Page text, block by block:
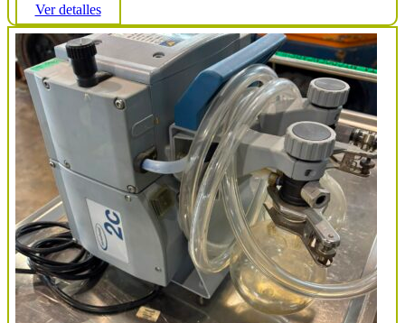
Ver detalles